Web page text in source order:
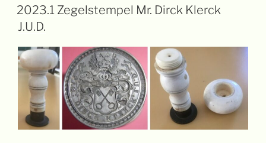
OP
2023.1 Zegelstempel Mr. Dirck Klerck
J.U.D.